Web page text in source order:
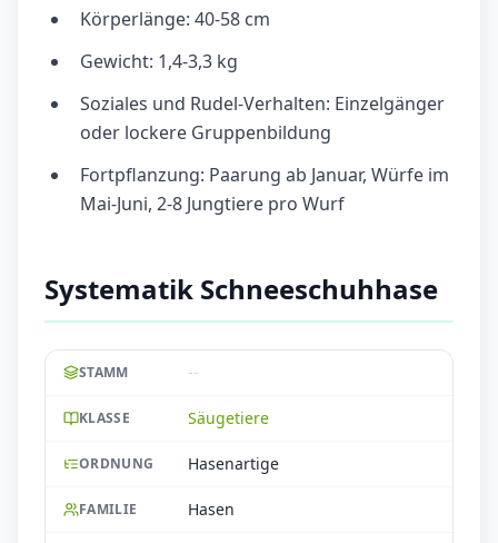
Körperlänge: 40-58 cm
Gewicht: 1,4-3,3 kg
Soziales und Rudel-Verhalten: Einzelgänger
oder lockere Gruppenbildung
Fortpflanzung: Paarung ab Januar, Würfe im
Mai-Juni, 2-8 Jungtiere pro Wurf
Systematik Schneeschuhhase
STAMM --
KLASSE Säugetiere
ORDNUNG Hasenartige
FAMILIE Hasen